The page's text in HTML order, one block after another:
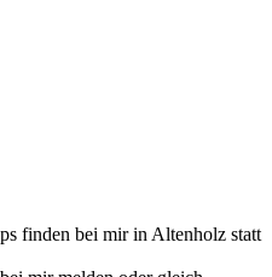
finden bei mir in Altenholz statt